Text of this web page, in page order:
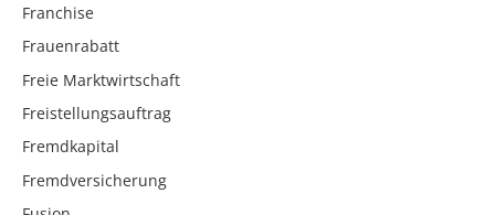
Franchise
Frauenrabatt
Freie Marktwirtschaft
Freistellungsauftrag
Fremdkapital
Fremdversicherung